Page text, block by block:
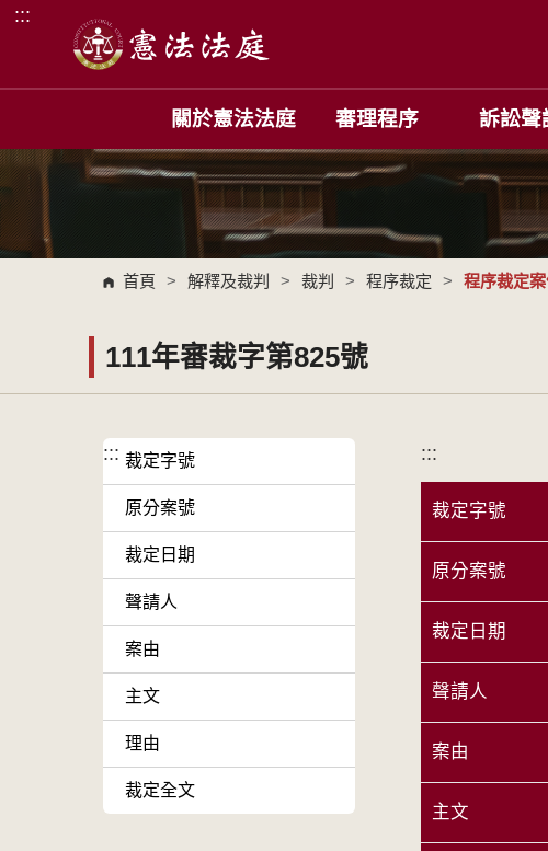
跳到主要內容區塊
:::
關於憲法法庭 審理程序 訴訟聲
首頁 > 解釋及裁判 > 裁判 > 程序裁定 > 程序裁定
111年審裁字第825號
::: 裁定字號
原分案號
裁定日期
聲請人
案由
主文
理由
裁定全文
:::
裁定字號
原分案號
裁定日期
聲請人
案由
主文